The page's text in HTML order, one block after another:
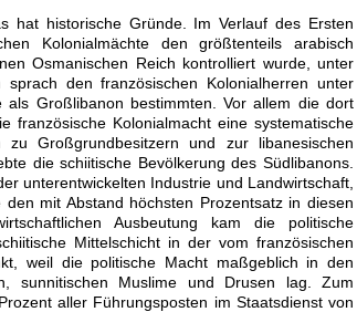
hat historische Gründe. Im Verlauf des Ersten
Kolonialmächte den größtenteils arabisch
Osmanischen Reich kontrolliert wurde, unter
den französischen Kolonialherren unter
Großlibanon bestimmten. Vor allem die dort
französische Kolonialmacht eine systematische
Großgrundbesitzern und zur libanesischen
die schiitische Bevölkerung des Südlibanons.
unterentwickelten Industrie und Landwirtschaft,
mit Abstand höchsten Prozentsatz in diesen
Ausbeutung kam die politische
Mittelschicht in der vom französischen
weil die politische Macht maßgeblich in den
sunnitischen Muslime und Drusen lag. Zum
aller Führungsposten im Staatsdienst von